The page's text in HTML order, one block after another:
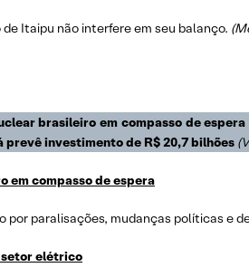
Itaipu não interfere em seu balanço.
brasileiro em compasso de espera
prevê investimento de R$ 20,7 bilhões
em compasso de espera
paralisações, mudanças políticas e
setor elétrico